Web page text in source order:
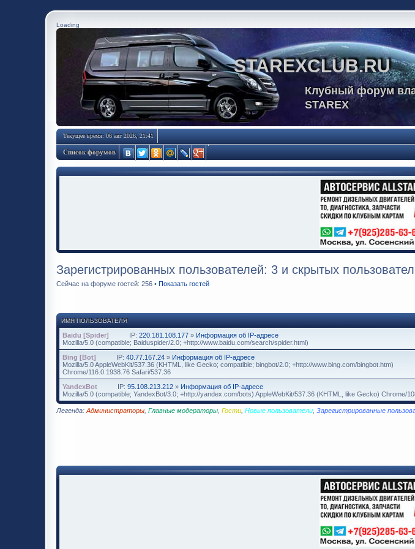
Loading
STAREXCLUB.RU
Клубный форум
STAREX
Текущее время: 06 авг 2026, 21:41
Список форумов
Зарегистрированных пользователей: 3 и скрытых
Сейчас на форуме гостей: 256 • Показать гостей
ИМЯ ПОЛЬЗОВАТЕЛЯ
Baidu [Spider] IP: 220.181.108.177 » Информация об IP-адресе
Mozilla/5.0 (compatible; Baiduspider/2.0; +http://www.baidu.com/search/spider.html)
Bing [Bot] IP: 40.77.167.24 » Информация об IP-адресе
Mozilla/5.0 AppleWebKit/537.36 (KHTML, like Gecko; compatible; bingbot/2.0; +http://www.bing.com/bingbot.htm)
Chrome/116.0.1938.76 Safari/537.36
YandexBot IP: 95.108.213.212 » Информация об IP-адресе
Mozilla/5.0 (compatible; YandexBot/3.0; +http://yandex.com/bots) AppleWebKit/537.36 (KHTML, like Gecko) Chrome/
Легенда: Администраторы Главные модераторы Гости Новые пользователи Зарегистрированные